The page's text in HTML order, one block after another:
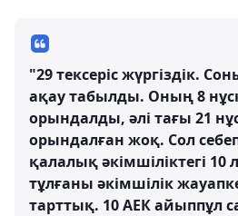
"29 тексеріс жүргіздік.
ақау табылды. Оның 8
орындалды, әлі тағы 21
орындалған жоқ. Сол
қалалық әкімшіліктегі
тұлғаны әкімшілік
тарттық. 10 АЕК айыппұл